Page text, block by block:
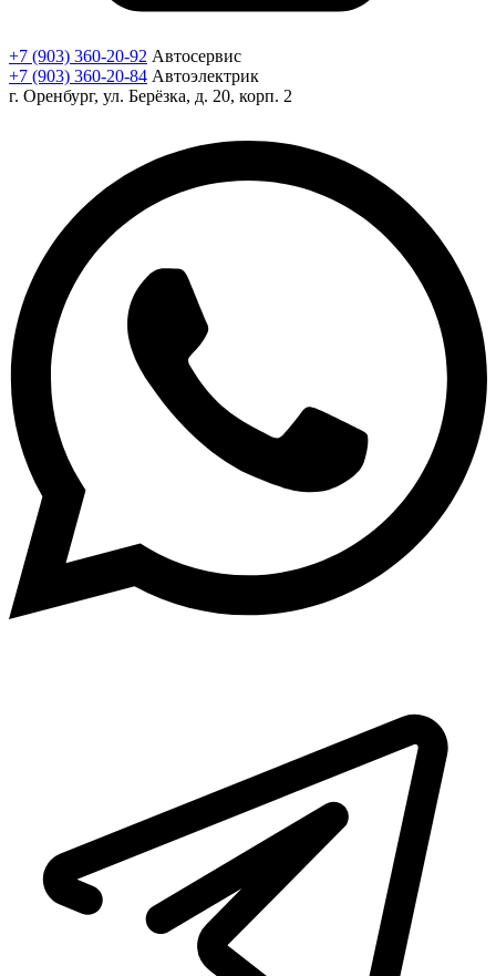
+7 (903) 360-20-92 Автосервис
+7 (903) 360-20-84 Автоэлектрик
г. Оренбург, ул. Берёзка, д. 20, корп. 2